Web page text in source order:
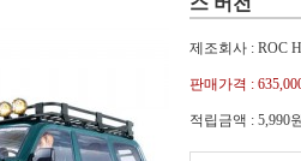
제조회사 : ROC
판매가격 :
적립금액 : 5,990원